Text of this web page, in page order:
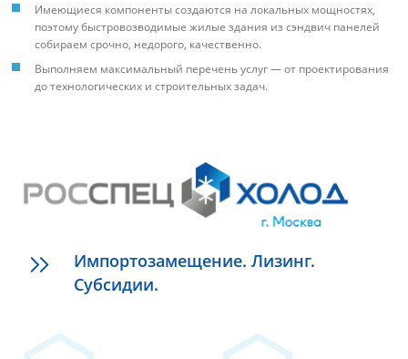
Имеющиеся компоненты создаются на локальных мощностях,
поэтому быстровозводимые жилые здания из сэндвич панелей
собираем срочно, недорого, качественно.
Выполняем максимальный перечень услуг — от проектирования
до технологических и строительных задач.
Импортозамещение. Лизинг.
Субсидии.